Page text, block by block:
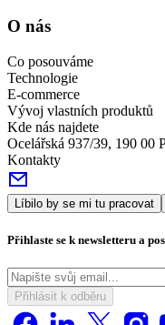
O nás
Co posouváme
Technologie
E-commerce
Vývoj vlastních produktů
Kde nás najdete
Ocelářská 937/39, 190 00
Kontakty
Líbilo by se mi tu pracovat
Přihlaste se k newsletteru a
Přihlásit k odběru